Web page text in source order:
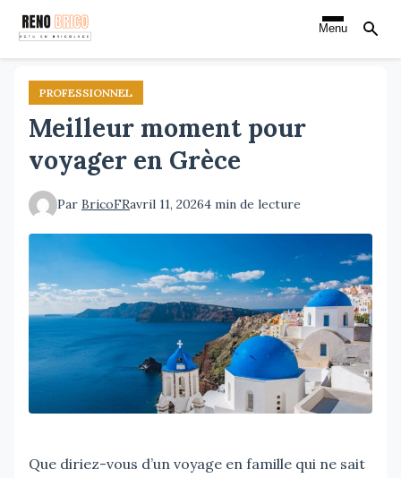
Aller
contenu
principal
Menu
PROFESSIONNEL
Meilleur moment pour
voyager en Grèce
Par BricoFRavril 11, 20264 min de lecture
Que diriez-vous d’un voyage en famille qui ne sait